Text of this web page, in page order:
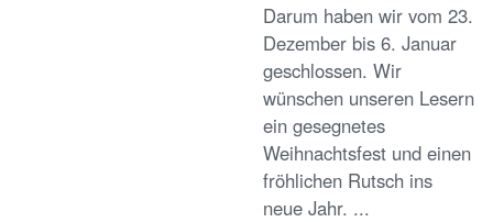
Darum haben wir vom 23.
Dezember bis 6. Januar
geschlossen. Wir
wünschen unseren Lesern
ein gesegnetes
Weihnachtsfest und einen
fröhlichen Rutsch ins
neue Jahr. ...